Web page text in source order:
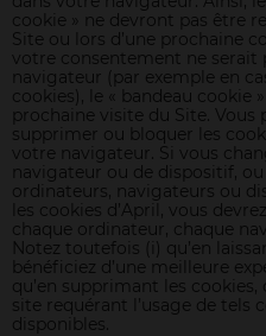
cookie » ne devront pas être
Site ou lors d’une prochaine
votre consentement ne serait
navigateur (par exemple en
cookies), le « bandeau cookie
prochaine visite du Site.
supprimer ou bloquer les
votre navigateur. Si vous
navigateur ou de dispositif,
ordinateurs, navigateurs ou
les cookies d’April, vous
chaque ordinateur, chaque
Notez toutefois (i) qu’en
bénéficiez d’une meilleure
qu’en supprimant les
site requérant l’usage de tels
disponibles.